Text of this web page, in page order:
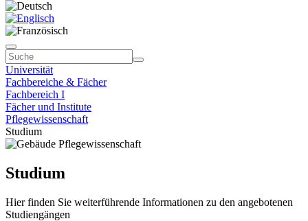
Universität
Fachbereiche & Fächer
Fachbereich I
Fächer und Institute
Pflegewissenschaft
Studium
Studium
Hier finden Sie weiterführende Informationen zu den angebotenen
Studiengängen